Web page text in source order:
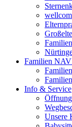
Familien
Info & Service
Unsere